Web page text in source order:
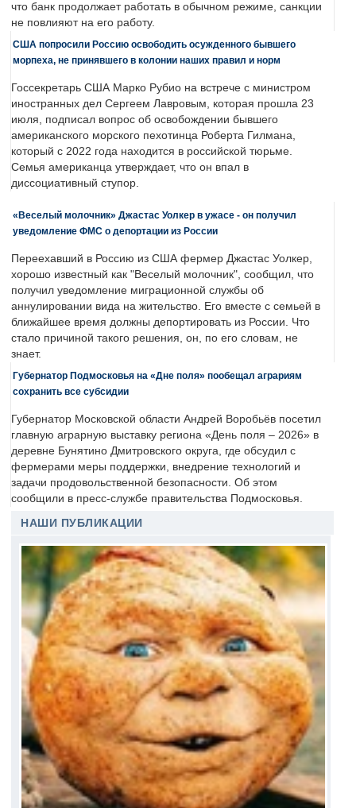
что банк продолжает работать в обычном режиме, санкции
не повлияют на его работу.
США попросили Россию освободить осужденного бывшего
морпеха, не принявшего в колонии наших правил и норм
Госсекретарь США Марко Рубио на встрече с министром
иностранных дел Сергеем Лавровым, которая прошла 23
июля, подписал вопрос об освобождении бывшего
американского морского пехотинца Роберта Гилмана,
который с 2022 года находится в российской тюрьме.
Семья американца утверждает, что он впал в
диссоциативный ступор.
«Веселый молочник» Джастас Уолкер в ужасе - он получил
уведомление ФМС о депортации из России
Переехавший в Россию из США фермер Джастас Уолкер,
хорошо известный как "Веселый молочник", сообщил, что
получил уведомление миграционной службы об
аннулировании вида на жительство. Его вместе с семьей в
ближайшее время должны депортировать из России. Что
стало причиной такого решения, он, по его словам, не
знает.
Губернатор Подмосковья на «Дне поля» пообещал аграриям
сохранить все субсидии
Губернатор Московской области Андрей Воробьёв посетил
главную аграрную выставку региона «День поля – 2026» в
деревне Бунятино Дмитровского округа, где обсудил с
фермерами меры поддержки, внедрение технологий и
задачи продовольственной безопасности. Об этом
сообщили в пресс-службе правительства Подмосковья.
НАШИ ПУБЛИКАЦИИ